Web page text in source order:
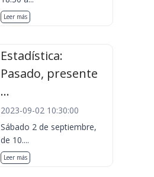
Leer más
Estadística:
Pasado, presente
...
2023-09-02 10:30:00
Sábado 2 de septiembre,
de 10....
Leer más